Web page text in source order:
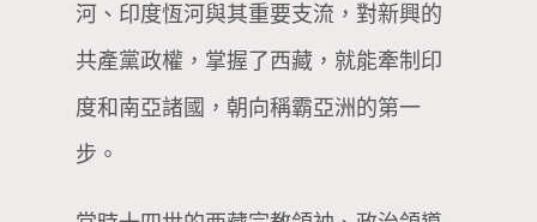
河、印度恆河與其重要支流，對新興的
共產黨政權，掌握了西藏，就能牽制印
度和南亞諸國，朝向稱霸亞洲的第一
步。